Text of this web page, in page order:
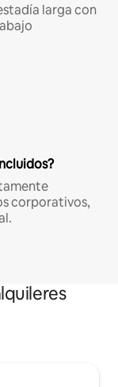
larga con
corporativos,